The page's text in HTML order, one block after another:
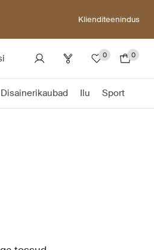
Klienditeenindus
0 0
Disainerikaubad Ilu Sport